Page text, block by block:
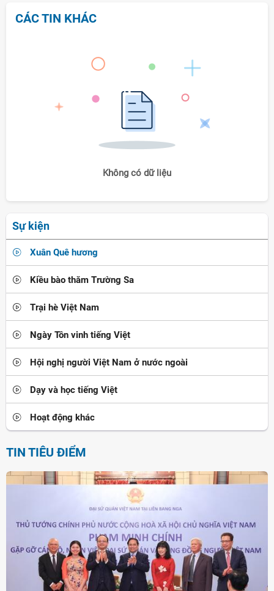
CÁC TIN KHÁC
Không có dữ liệu
Sự kiện
Xuân Quê hương
Kiều bào thăm Trường Sa
Trại hè Việt Nam
Ngày Tôn vinh tiếng Việt
Hội nghị người Việt Nam ở nước ngoài
Dạy và học tiếng Việt
Hoạt động khác
TIN TIÊU ĐIỂM